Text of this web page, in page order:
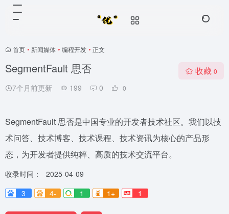
首页 • 新闻媒体 • 编程开发 • 正文
SegmentFault 思否
7个月前更新 199 0 0
收藏 0
SegmentFault 思否是中国专业的开发者技术社区。我们以技
术问答、技术博客、技术课程、技术资讯为核心的产品形
态，为开发者提供纯粹、高质的技术交流平台。
收录时间：
2025-04-09
3
4- 1 1+ 1